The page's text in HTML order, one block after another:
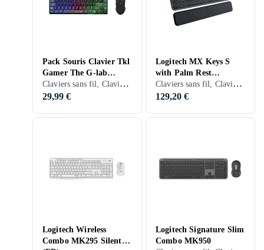
Pack Souris Clavier Tkl
Gamer The G-lab
Hydrogen
Claviers sans fil, Claviers filaires, Claviers gaming, Packs clavier et souris, PC, PS4, 65%
29,99 €
Logitech MX Keys S
with Palm Rest
(Nordique)
Claviers sans fil, Claviers mécaniques, Packs clavier et souris, Claviers ergonomiques, Membran, Nordique, PC, Mac, Ergonomiquement
129,20 €
Logitech Wireless
Combo MK295 Silent
Logitech Signature Slim
Combo MK950